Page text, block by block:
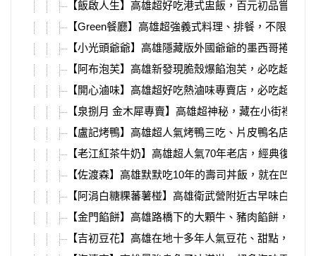
【飯啟人生】高雄超好吃港式盅飯，百元初品嘗粵菜
【Green餐廳】高雄超強義式料理、排餐，不限時不
【小光頭爺爺】高雄隱藏版外國爺爺的墨西哥捲餅
【阿布泡芙】高雄新發現脆殼爆餡泡芙，必吃超特別
【開心滷味】高雄超好吃熱滷味專賣店，必吃超入味
【泉捌月 金木犀專賣】高雄超神秘，藏在小街裡的
【盧記烤鴨】高雄超人氣烤鴨三吃、片皮鴨名店，鳥
【老江紅茶牛奶】高雄超人氣70年老店，經典復刻
【佐渡森】高雄默默吃10年的壽司丼飯，就在凹子
【阿涓白糖粿蕃薯椪】高雄衛武營附近古早味白糖
【金門餡餅】高雄路橋下的大顆牛、豬肉餡餅，一
【吉初豆花】高雄在地十多年人氣豆花、甜點，必